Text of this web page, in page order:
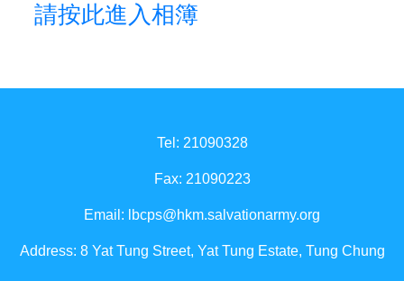
請按此進入相簿
Tel: 21090328
Fax: 21090223
Email: lbcps@hkm.salvationarmy.org
Address: 8 Yat Tung Street, Yat Tung Estate, Tung Chung